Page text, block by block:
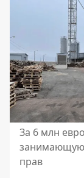
За 6 млн
занимающую
прав